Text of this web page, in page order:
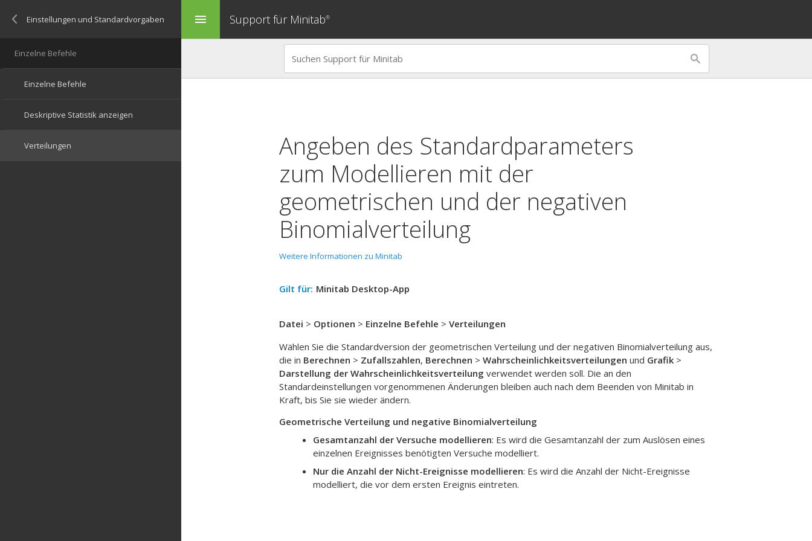
menu Support für Minitab®
Angeben des Standardparameters
zum Modellieren mit der
geometrischen und der negativen
Binomialverteilung
Weitere Informationen zu Minitab
Gilt für: Minitab Desktop-App
Datei > Optionen > Einzelne Befehle > Verteilungen
Wählen Sie die Standardversion der geometrischen Verteilung und der negativen Binomialverteilung aus,
die in Berechnen > Zufallszahlen, Berechnen > Wahrscheinlichkeitsverteilungen und Grafik >
Darstellung der Wahrscheinlichkeitsverteilung verwendet werden soll. Die an den
Standardeinstellungen vorgenommenen Änderungen bleiben auch nach dem Beenden von Minitab in
Kraft, bis Sie sie wieder ändern.
Geometrische Verteilung und negative Binomialverteilung
Gesamtanzahl der Versuche modellieren: Es wird die Gesamtanzahl der zum Auslösen eines
einzelnen Ereignisses benötigten Versuche modelliert.
Nur die Anzahl der Nicht-Ereignisse modellieren: Es wird die Anzahl der Nicht-Ereignisse
modelliert, die vor dem ersten Ereignis eintreten.